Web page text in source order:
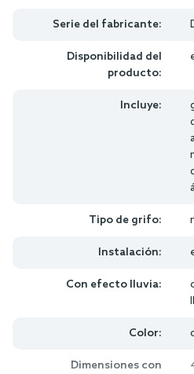
Serie del fabricante:
Disponibilidad del
producto:
Incluye:
Tipo de grifo:
Instalación:
Con efecto lluvia:
Color:
Dimensiones con